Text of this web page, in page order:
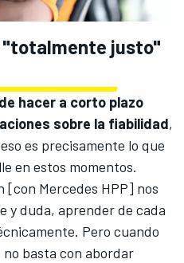
"totalmente justo"
hacer a corto plazo
sobre la fiabilidad,
es precisamente lo que
en estos momentos.
[con Mercedes HPP] nos
y duda, aprender de cada
Pero cuando
no basta con abordar